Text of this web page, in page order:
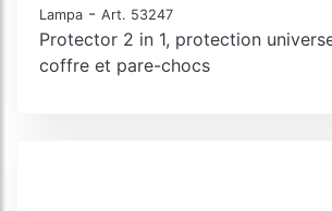
Lampa - Art. 53247
Protector 2 in 1, protection
coffre et pare-chocs